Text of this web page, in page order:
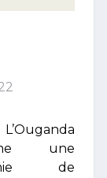
une
de